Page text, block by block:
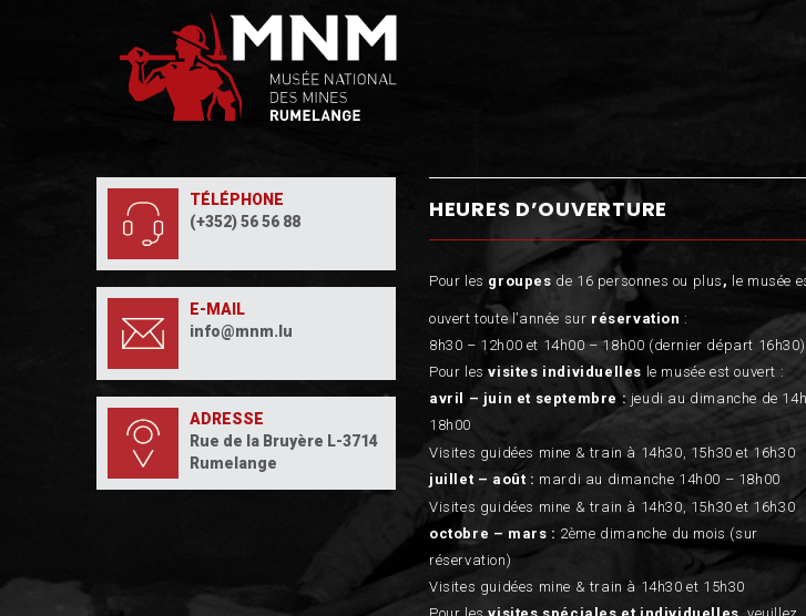
TÉLÉPHONE
(+352) 56 56 88
E-MAIL
info@mnm.lu
ADRESSE
Rue de la Bruyère L-3714
Rumelange
HEURES D’OUVERTURE
Pour les groupes de 16 personnes ou plus , le musée
ouvert toute l’année sur réservation :
8h30 – 12h00 et 14h00 – 18h00 (dernier départ 16h30).
Pour lesvisites individuelles le musée est ouvert :
avril – juin et septembre : jeudi au dimanche de
18h00
Visites guidées mine & train à 14h30, 15h30 et 16h30
juillet – août : mardi au dimanche 14h00 – 18h00
Visites guidées mine & train à 14h30, 15h30 et 16h30
octobre – mars : 2ème dimanche du mois (sur
réservation)
Visites guidées mine & train à 14h30 et 15h30